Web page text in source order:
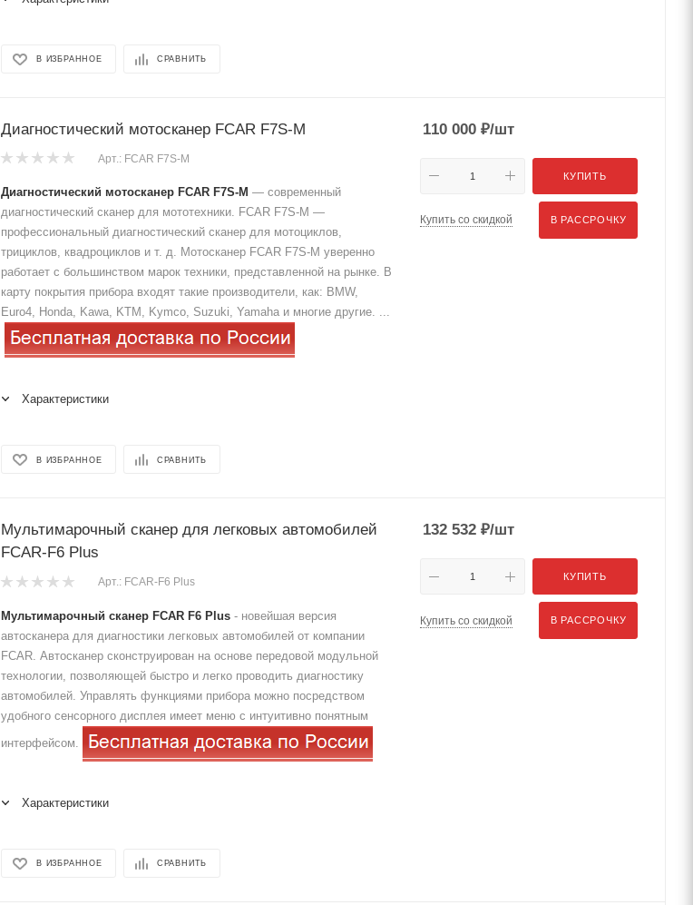
В ИЗБРАННОЕ СРАВНИТЬ
Диагностический мотосканер FCAR F7S-M
Арт.: FCAR F7S-M
Диагностический мотосканер FCAR F7S-M — современный
диагностический сканер для мототехники. FCAR F7S-M —
профессиональный диагностический сканер для мотоциклов,
трициклов, квадроциклов и т. д. Мотосканер FCAR F7S-M уверенно
работает с большинством марок техники, представленной на рынке. В
карту покрытия прибора входят такие производители, как: BMW,
Euro4, Honda, Kawa, KTM, Kymco, Suzuki, Yamaha и многие другие. ...
Характеристики
В ИЗБРАННОЕ СРАВНИТЬ
110 000 ₽/шт
КУПИТЬ
Купить со скидкой В РАССРОЧКУ
Мультимарочный сканер для легковых автомобилей
FCAR-F6 Plus
Арт.: FCAR-F6 Plus
Мультимарочный сканер FCAR F6 Plus - новейшая версия
автосканера для диагностики легковых автомобилей от компании
FCAR. Автосканер сконструирован на основе передовой модульной
технологии, позволяющей быстро и легко проводить диагностику
автомобилей. Управлять функциями прибора можно посредством
удобного сенсорного дисплея имеет меню с интуитивно понятным
интерфейсом.
Характеристики
В ИЗБРАННОЕ СРАВНИТЬ
132 532 ₽/шт
КУПИТЬ
Купить со скидкой В РАССРОЧКУ